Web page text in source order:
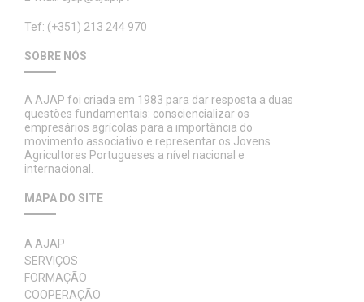
Tef: (+351) 213 244 970
SOBRE NÓS
A AJAP foi criada em 1983 para dar resposta a duas
questões fundamentais: consciencializar os
empresários agrícolas para a importância do
movimento associativo e representar os Jovens
Agricultores Portugueses a nível nacional e
internacional.
MAPA DO SITE
A AJAP
SERVIÇOS
FORMAÇÃO
COOPERAÇÃO